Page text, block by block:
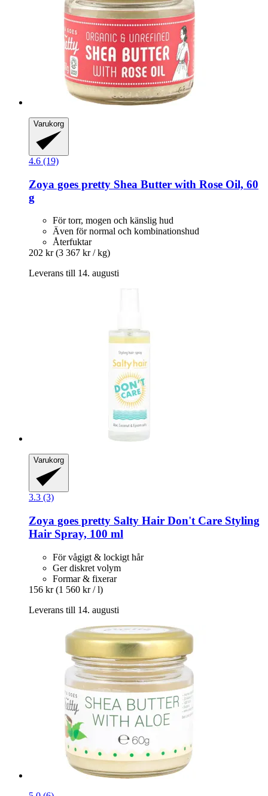
Varukorg
4.6 (19)
Zoya goes pretty Shea Butter with Rose Oil, 60
g
För torr, mogen och känslig hud
Även för normal och kombinationshud
Återfuktar
202 kr (3 367 kr / kg)
Leverans till 14. augusti
Varukorg
3.3 (3)
Zoya goes pretty Salty Hair Don't Care Styling
Hair Spray, 100 ml
För vågigt & lockigt hår
Ger diskret volym
Formar & fixerar
156 kr (1 560 kr / l)
Leverans till 14. augusti